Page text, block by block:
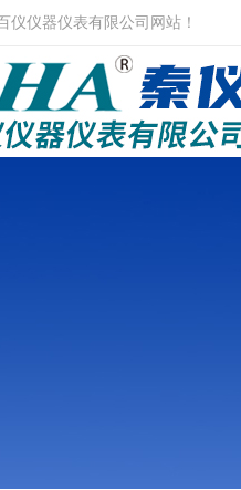
仪仪器仪表有限公司网站！